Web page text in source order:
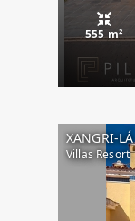
555 m²
XANGRI-LÁ
Villas Resort